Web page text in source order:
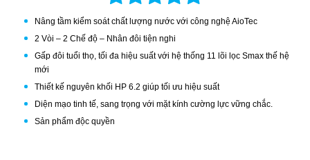
nghĩa, nếu có 10 lít nước đưa vào máy sẽ lọc được 5 lít
nước tinh khiết để uống và 5 lít được thải ra ngoài.
- Lượng nước thải ra, bạn có thể tái sử dụng cho hoạt động
sinh hoạt, vệ sinh khác của gia đình như giặt đồ, lau dọn
nhà cửa, nhà vệ sinh hay tưới cây,…
Nâng tầm kiểm soát chất lượng nước với công nghệ AioTec
2 Vòi – 2 Chế độ – Nhân đôi tiện nghi
Gấp đôi tuổi thọ, tối đa hiệu suất với hệ thống 11 lõi lọc Smax thế hệ
mới
Thiết kế nguyên khối HP 6.2 giúp tối ưu hiệu suất
Diện mạo tinh tế, sang trọng với mặt kính cường lực vững chắc.
Sản phẩm độc quyền